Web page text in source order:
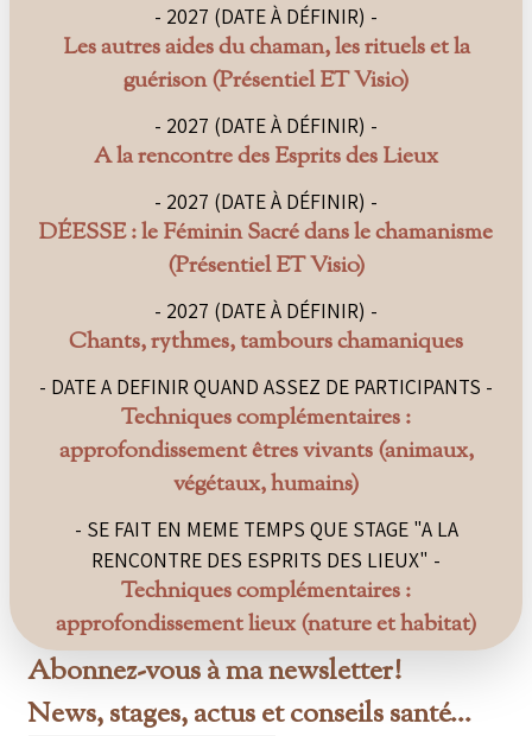
- 2027 (DATE À DÉFINIR) -
Les autres aides du chaman, les rituels et la
guérison (Présentiel ET Visio)
- 2027 (DATE À DÉFINIR) -
A la rencontre des Esprits des Lieux
- 2027 (DATE À DÉFINIR) -
DÉESSE : le Féminin Sacré dans le chamanisme
(Présentiel ET Visio)
- 2027 (DATE À DÉFINIR) -
Chants, rythmes, tambours chamaniques
- DATE A DEFINIR QUAND ASSEZ DE PARTICIPANTS -
Techniques complémentaires :
approfondissement êtres vivants (animaux,
végétaux, humains)
- SE FAIT EN MEME TEMPS QUE STAGE "A LA
RENCONTRE DES ESPRITS DES LIEUX" -
Techniques complémentaires :
approfondissement lieux (nature et habitat)
Abonnez-vous à ma newsletter!
News, stages, actus et conseils santé...